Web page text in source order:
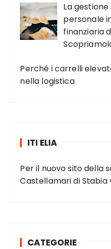
La
personale
finanziaria
Perché i carrelli
nella logistica
ITI ELIA
Per il nuovo sito della
Castellamari di Stabia
CATEGORIE